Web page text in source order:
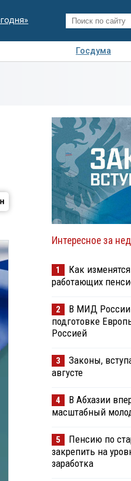
Госдума
Интересное за
1
Как
работающих
2
В МИД России
подготовке
Россией
3
Законы,
августе
4
В Абхазии
масштабный
5
Пенсию по
закрепить на
заработка